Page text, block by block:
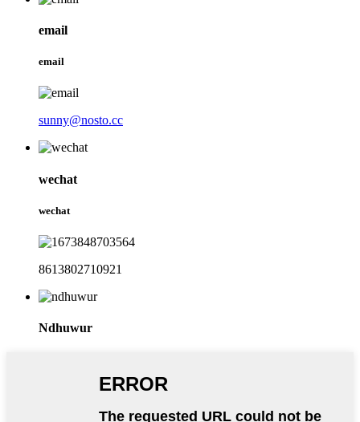
email
email
sunny@nosto.cc
wechat
wechat
8613802710921
Ndhuwur